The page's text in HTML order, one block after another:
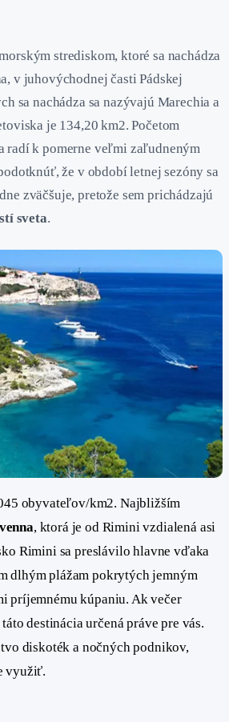
strediskom, ktoré sa nachádza
v juhovýchodnej časti Pádskej
sa nachádza sa nazývajú Marechia a
je 134,20 km2. Početom
radí k pomerne veľmi zaľudneným
že v období letnej sezóny sa
zväčšuje, pretože sem prichádzajú
sveta.
obyvateľov/km2. Najbližším
, ktorá je od Rimini vzdialená asi
Rimini sa preslávilo hlavne vďaka
dlhým plážam pokrytých jemným
príjemnému kúpaniu. Ak večer
destinácia určená práve pre vás.
diskoték a nočných podnikov,
využiť.